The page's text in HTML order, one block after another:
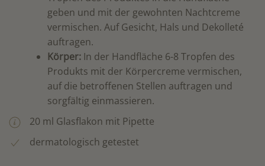
geben und mit der gewohnten Nachtcreme
vermischen. Auf Gesicht, Hals und Dekolleté
auftragen.
Körper: In der Handfläche 6-8 Tropfen des
Produkts mit der Körpercreme vermischen,
auf die betroffenen Stellen auftragen und
sorgfältig einmassieren.
20 ml Glasflakon mit Pipette
dermatologisch getestet